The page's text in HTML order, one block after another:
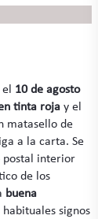
10 de agosto
tinta roja y el
matasello de
a la carta. Se
postal interior
de los
buena
signos